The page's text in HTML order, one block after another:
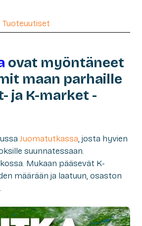
Tuoteuutiset
ovat myöntäneet
maan parhaille
ja K-market -
Juomatutkassa, josta hyvien
suunnatessaan.
Mukaan pääsevät K-
määrään ja laatuun, osaston